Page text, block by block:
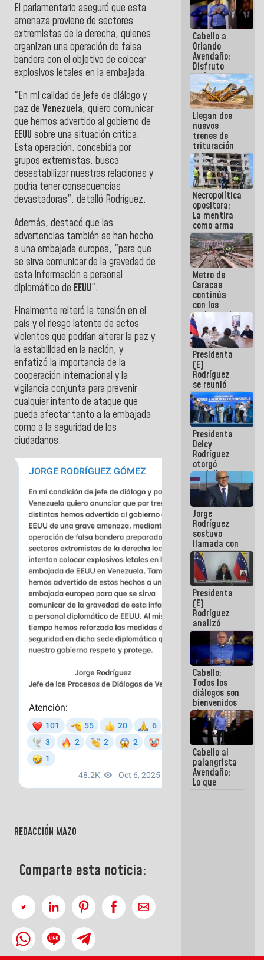
El parlamentario aseguró que esta
amenaza proviene de sectores
extremistas de la derecha, quienes
organizan una operación de falsa
bandera con el objetivo de colocar
explosivos letales en la embajada.
"En mi calidad de jefe de diálogo y
paz de Venezuela, quiero comunicar
que hemos advertido al gobierno de
EEUU sobre una situación crítica.
Esta operación, concebida por
grupos extremistas, busca
desestabilizar nuestras relaciones y
podría tener consecuencias
devastadoras", detalló Rodríguez.
Además, destacó que las
advertencias también se han hecho
a una embajada europea, "para que
se sirva comunicar de la gravedad de
esta información a personal
diplomático de EEUU".
Finalmente reiteró la tensión en el
país y el riesgo latente de actos
violentos que podrían alterar la paz y
la estabilidad en la nación, y
enfatizó la importancia de la
cooperación internacional y la
vigilancia conjunta para prevenir
cualquier intento de ataque que
pueda afectar tanto a la embajada
como a la seguridad de los
ciudadanos.
REDACCIÓN MAZO
Comparte esta noticia:
Cabello a
Orlando
Avendaño:
Disfruto
cada vez
que escribes
porque lo
que haces
es
embarrarla
Llegan dos
nuevos
trenes de
trituración
para
optimizar
manejo de
escombros
en La Guaira
Necropolítica
opositora:
La mentira
como arma
contra el
Pueblo
Metro de
Caracas
continúa
con los
trabajos de
mantenimiento
e inspección
en la Línea 2
Presidenta
(E)
Rodríguez
se reunió
con Estado
Mayor
Eléctrico
para
abordar
planes de
acción
Presidenta
Delcy
Rodríguez
otorgó
medalla
"Héroe de
Venezuela"
a servidores
públicos
Jorge
Rodríguez
sostuvo
llamada con
Dinorah
Figuera y
acuerdan
primer
encuentro
presencial
para el
diálogo
Presidenta
(E)
Rodríguez
analizó
junto a
gobernadores
planes de
recuperación
del Sistema
Eléctrico
Nacional
Cabello:
Todos los
diálogos son
bienvenidos
siempre que
estén en el
marco de la
Constitución
de la
República
Cabello al
palangrista
Avendaño:
Lo que